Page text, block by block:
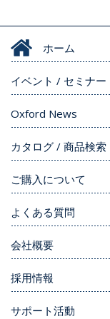
ホーム
イベント / セミナー
Oxford News
カタログ / 商品検索
ご購入について
よくある質問
会社概要
採用情報
サポート活動